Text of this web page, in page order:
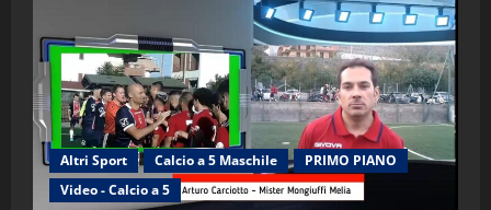
Altri Sport Calcio a 5 Maschile
PRIMO PIANO
Video - Calcio a 5